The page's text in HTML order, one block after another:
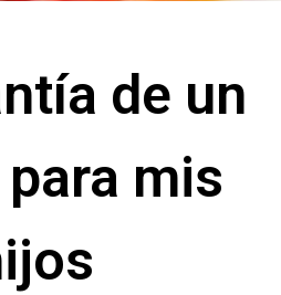
de un
mis